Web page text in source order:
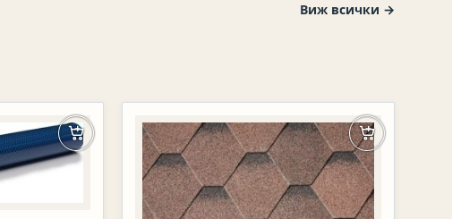
Виж всички →
Добавяне в количката Добавяне в